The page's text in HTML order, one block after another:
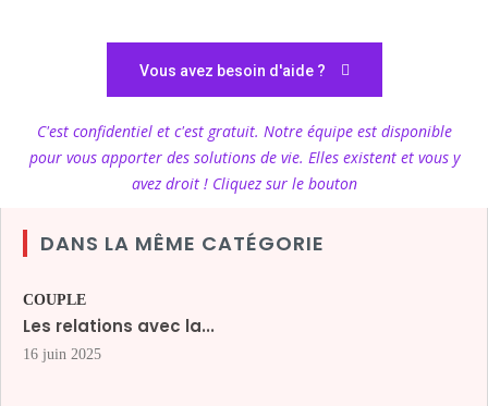
Vous avez besoin d'aide ?
C'est confidentiel et c'est gratuit. Notre équipe est disponible
pour vous apporter des solutions de vie. Elles existent et vous y
avez droit ! Cliquez sur le bouton
DANS LA MÊME CATÉGORIE
COUPLE
Les relations avec la...
16 juin 2025